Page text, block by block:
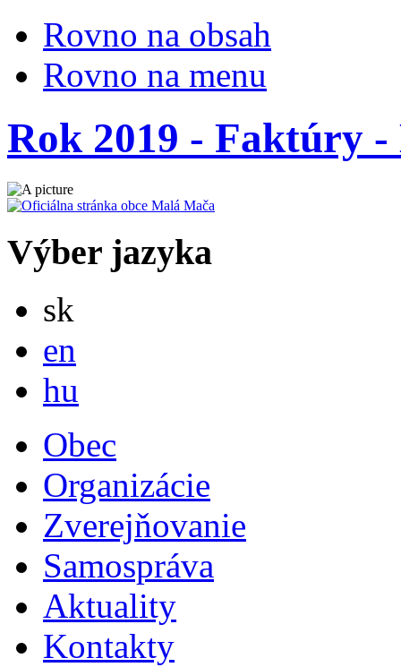
Rovno na obsah
Rovno na menu
Rok 2019 - Faktúry
Výber jazyka
sk
en
hu
Obec
Organizácie
Zverejňovanie
Samospráva
Aktuality
Kontakty